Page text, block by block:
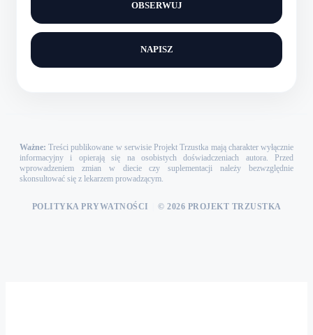
OBSERWUJ
NAPISZ
Ważne: Treści publikowane w serwisie Projekt Trzustka mają charakter wyłącznie
informacyjny i opierają się na osobistych doświadczeniach autora. Przed
wprowadzeniem zmian w diecie czy suplementacji należy bezwzględnie
skonsultować się z lekarzem prowadzącym.
POLITYKA PRYWATNOŚCI © 2026 PROJEKT TRZUSTKA